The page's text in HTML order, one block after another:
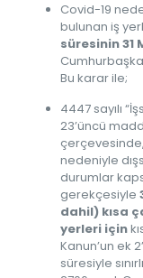
Covid-19
bulunan iş
süresinin31
Bu karar ile;
4447 sayılı
23’üncü
nedeniyle
durumlar
gerekçesiyle
dahil) kısa
yerleri için
Kanun’un ek
süresiyle